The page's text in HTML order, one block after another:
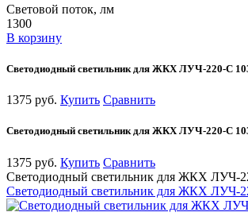
Световой поток, лм
1300
В корзину
Светодиодный светильник для ЖКХ ЛУЧ-220-С
1375 руб. Купить Сравнить
Светодиодный светильник для ЖКХ ЛУЧ-220-С
1375 руб. Купить Сравнить
Светодиодный светильник для ЖКХ ЛУЧ-
Светодиодный светильник для ЖКХ ЛУЧ-